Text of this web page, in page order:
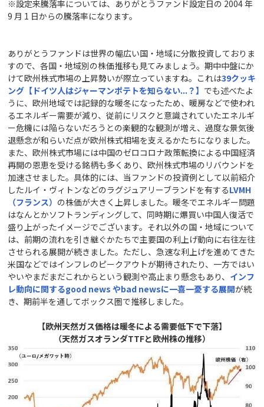
※設定来騰落率については、ありがとうファンド設定日の 2004 年
9 月 1 日からの騰落率になります。
ありがとうファンドは世界の幅広い国・地域に分散投資しておりま
すので、各国・地域別の株価推移も見てみましょう。期中中盤にか
けて欧州株式市場の上昇勢いが際立っていますね。これは39クッキ
ング【ドイツ人はジャーマンポテトを知らない... ？】 でも述べたよ
うに、欧州地域では記録的な暖冬になったため、暖房などで使われ
るエネルギー需要が減り、従前にリスクと意識されていたエネルギ
ー危機には陥らないだろうとの楽観的な観測が増え、過度な景気後
退懸念が和らいだ点が欧州株式相場を支えるかたちになりました。
また、欧州株式市場には中国のゼロコロナ政策転換による中国経済
再開の恩恵を受ける銘柄も多くあり、欧州株式市場のリバウンドを
加速させました。具体的には、当ファンドの投資例として以前紹介
したルイ・ヴィトンなどのラグジュアリーブランドを有するLVMH
（フランス） の株価が大きく上昇しました。暖冬でエネルギー問題
はなんとかソフトランディングして、同時期に爆買い中国人復活で
盛り上がったイメージでございます。それ以外の国・地域について
は、前期の流れを引き継ぐかたちで主要国の利上げ動向に右往左往
させられる展開が続きました。ただし、急速な利上げを進めてきた
米国などではインフレのピークアウトが期待されたり、一方ではい
やいやまだまだこれからという観測や高止まり懸念もあり、 インフ
レ動向に関するgood newsやbad newsに一喜一憂する展開が続
き、期前半を通してボックス圏で推移しました。
【欧州天然ガス価格は暖冬による需要低下で下落】
（天然ガスオランダTTFと欧州株の推移）